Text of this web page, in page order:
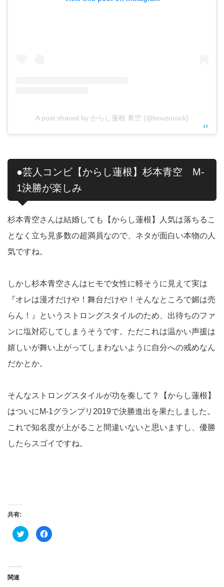
A post shared by からし蓮根 青空 (@bouzurock)
●芸人コンビ【からし蓮根】杉本青空 M-
1決勝が楽しみ
杉本青空さんは結婚しても【からし蓮根】人気は落ちるこ
となく立ち見多数の超満員なので、ネタが面白い本物の人
気ですね。
しかし杉本青空さんはヒモで女性に軽そうに見えて実は
『オレは漫才だけや！舞台だけや！そんなところで媚は売
らん！』というストロングスタイルのため、出待ちのファ
ンに塩対応してしまうそうです。ただこれは温かい声援は
嬉しいが舞い上がってしまわないように自分への戒めなん
だかとか。
そんなストロングスタイルが功を奏して？【からし蓮根】
はついにM-1グランプリ2019で決勝進出を果たしました。
これで知名度が上がること間違いないと思いますし、優勝
したらスゴイですね。
共有:
ク
リ
Facebook
で
関連